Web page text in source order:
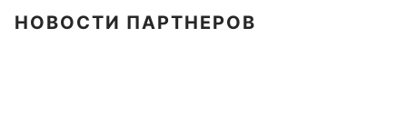
НОВОСТИ ПАРТНЕРОВ